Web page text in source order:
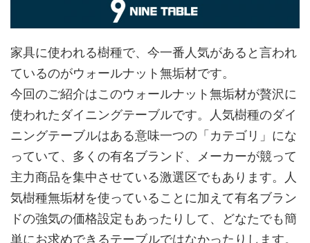
家具に使われる樹種で、今一番人気があると言われ
ているのがウォールナット無垢材です。
今回のご紹介はこのウォールナット無垢材が贅沢に
使われたダイニングテーブルです。人気樹種のダイ
ニングテーブルはある意味一つの「カテゴリ」にな
っていて、多くの有名ブランド、メーカーが競って
主力商品を集中させている激選区でもあります。人
気樹種無垢材を使っていることに加えて有名ブラン
ドの強気の価格設定もあったりして、どなたでも簡
単にお求めできるテーブルではなかったりします。